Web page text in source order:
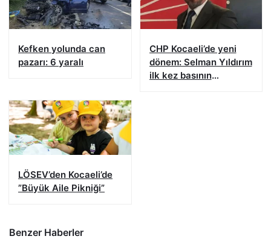
Kefken yolunda can
pazarı: 6 yaralı
CHP Kocaeli’de yeni
dönem: Selman Yıldırım
ilk kez basının
LÖSEV’den Kocaeli’de
”Büyük Aile Pikniği”
Benzer Haberler